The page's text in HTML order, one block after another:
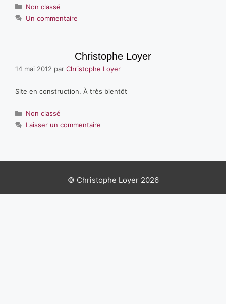
Catégories
Non classé
Un commentaire
Christophe Loyer
14 mai 2012 par Christophe Loyer
Site en construction. À très bientôt
Catégories
Non classé
Laisser un commentaire
© Christophe Loyer 2026